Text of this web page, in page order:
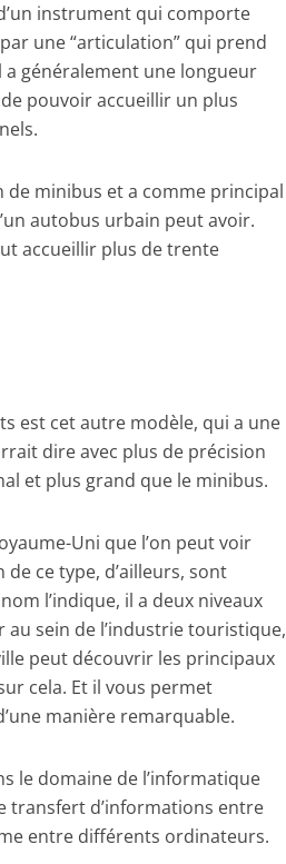
instrument qui comporte
une “articulation” qui prend
a généralement une longueur
pouvoir accueillir un plus
de minibus et a comme principal
autobus urbain peut avoir.
accueillir plus de trente
est cet autre modèle, qui a une
dire avec plus de précision
et plus grand que le minibus.
Uni que l’on peut voir
ce type, d’ailleurs, sont
l’indique, il a deux niveaux
sein de l’industrie touristique,
peut découvrir les principaux
cela. Et il vous permet
manière remarquable.
le domaine de l’informatique
transfert d’informations entre
entre différents ordinateurs.